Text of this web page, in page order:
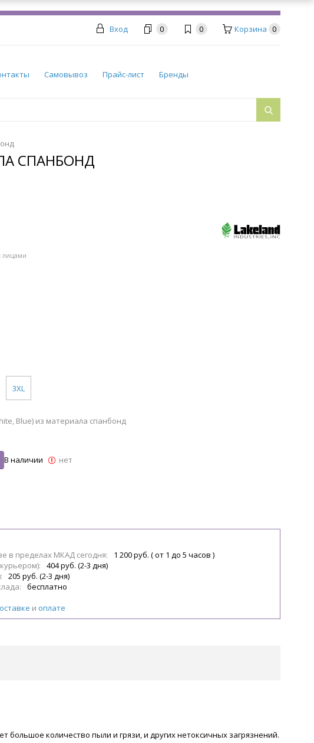
Вход 0 0 Корзина 0
Самовывоз Прайс-лист Бренды
СПАНБОНД
лицами
3XL
Blue) из материала спанбонд
В наличии нет
в пределах МКАД сегодня:
1 200 руб. ( от 1 до 5 часов )
404 руб. (2-3 дня)
205 руб. (2-3 дня)
бесплатно
и оплате
количество пыли и грязи, и других нетоксичных загрязнений.